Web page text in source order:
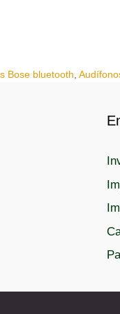
Bose bluetooth,